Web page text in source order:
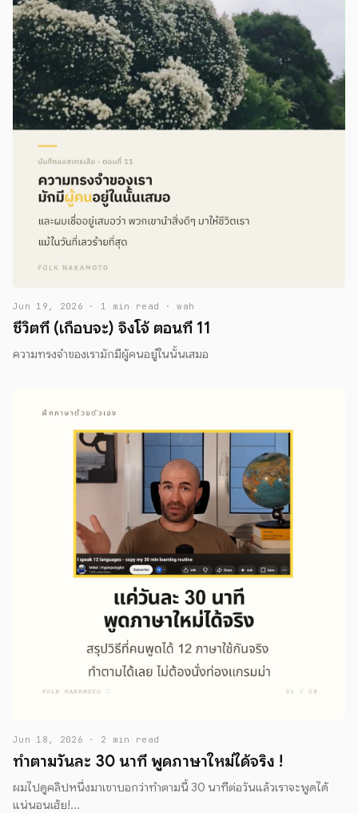
Jun 19, 2026 · 1 min read · wah
ชีวิตที่ (เกือบจะ) จิงโจ้ ตอนที่ 11
ความทรงจำของเรามักมีผู้คนอยู๋ในนั้นเสมอ
Jun 18, 2026 · 2 min read
ทำตามวันละ 30 นาที พูดภาษาใหม่ได้จริง !
ผมไปดูคลิปหนึ่งมาเขาบอกว่าทำตามนี้ 30 นาทีต่อวันแล้วเราจะพูดได้
แน่นอนเฮ้ย!...